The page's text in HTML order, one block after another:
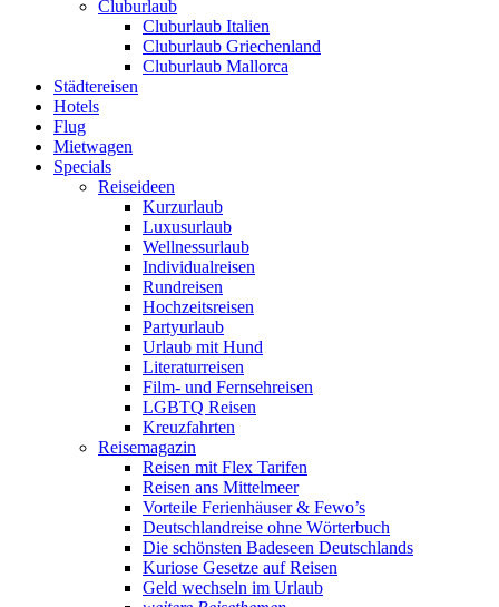
Cluburlaub
Cluburlaub Italien
Cluburlaub Griechenland
Cluburlaub Mallorca
Städtereisen
Hotels
Flug
Mietwagen
Specials
Reiseideen
Kurzurlaub
Luxusurlaub
Wellnessurlaub
Individualreisen
Rundreisen
Hochzeitsreisen
Partyurlaub
Urlaub mit Hund
Literaturreisen
Film- und Fernsehreisen
LGBTQ Reisen
Kreuzfahrten
Reisemagazin
Reisen mit Flex Tarifen
Reisen ans Mittelmeer
Vorteile Ferienhäuser & Fewo’s
Deutschlandreise ohne Wörterbuch
Die schönsten Badeseen Deutschlands
Kuriose Gesetze auf Reisen
Geld wechseln im Urlaub